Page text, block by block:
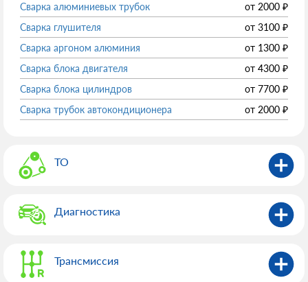
Сварка алюминиевых трубок
от 2000 ₽
Сварка глушителя
от 3100 ₽
Сварка аргоном алюминия
от 1300 ₽
Сварка блока двигателя
от 4300 ₽
Сварка блока цилиндров
от 7700 ₽
Сварка трубок автокондиционера
от 2000 ₽
ТО
Диагностика
Трансмиссия